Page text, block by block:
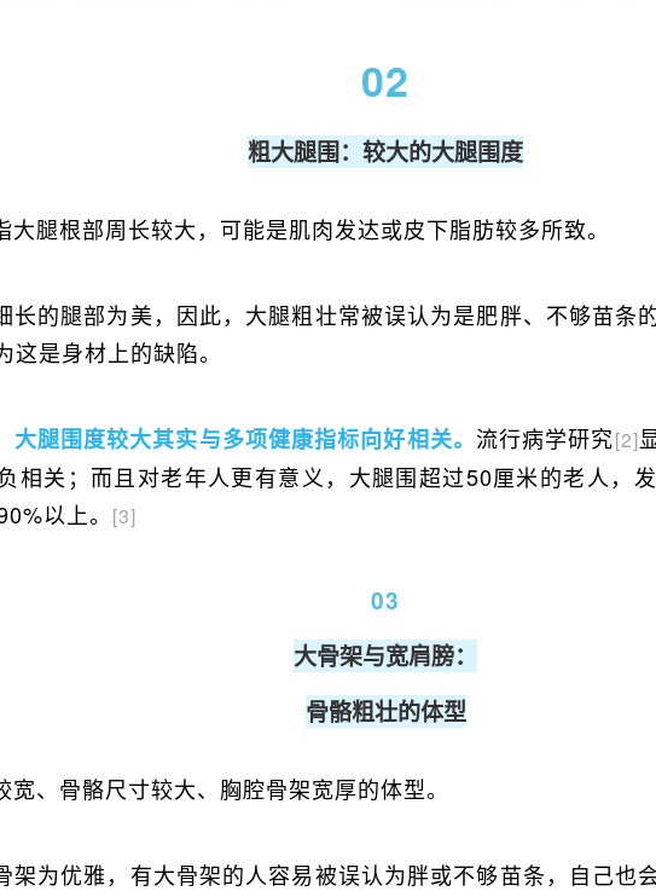
02
粗大腿围：较大的大腿围度
大腿根部周长较大，可能是肌肉发达或皮下脂肪较多所致。
长的腿部为美，因此，大腿粗壮常被误认为是肥胖、不够苗条
是身材上的缺陷。
大腿围度较大其实与多项健康指标向好相关。 流行病学研究[2]
相关；而且对老年人更有意义，大腿围超过50厘米的老人，
以上。 [3]
03
大骨架与宽肩膀：
骨骼粗壮的体型
宽、骨骼尺寸较大、胸腔骨架宽厚的体型。
架为优雅，有大骨架的人容易被误认为胖或不够苗条，自己也